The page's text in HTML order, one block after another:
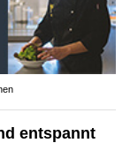
entspannt